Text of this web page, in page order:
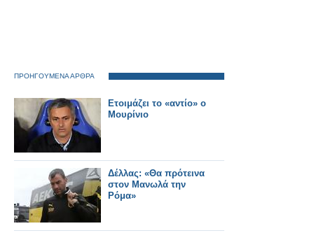
ΠΡΟΗΓΟΥΜΕΝΑ ΑΡΘΡΑ
Ετοιμάζει το «αντίο» ο
Μουρίνιο
Δέλλας: «Θα πρότεινα
στον Μανωλά την
Ρόμα»